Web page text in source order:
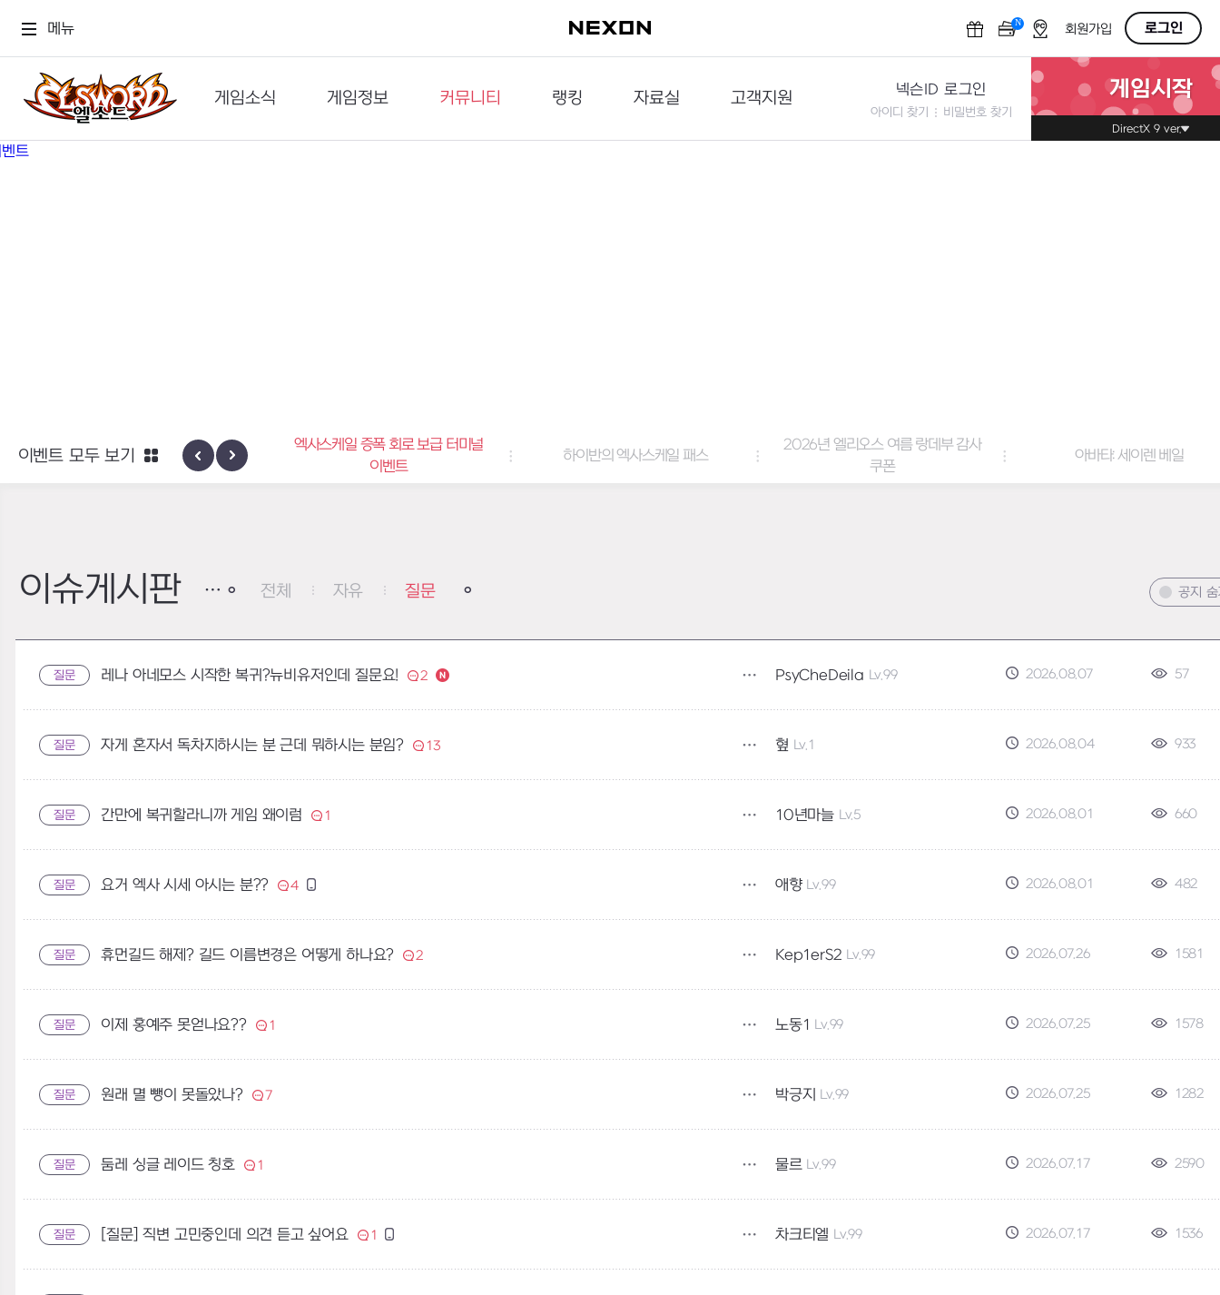
메뉴 N OFF회원가입 로그인
게임소식
공지사항
게임정보
세계관
커뮤니티
이슈게시판
랭킹
던전랭킹
자료실
다운로드
고객지원
문의하기
넥슨ID 로그인
아이디 찾기 비밀번호 찾기
게임시작
DirectX 9 ver.
신규 지역 네블론
엑사스케일 증폭 회로 보급 터미널
이벤트
하이반의 엑사스케일 패스
2026년 엘리오스 여름 랑데부 감사
쿠폰
아바타: 세이렌 베일
이벤트 모두 보기
이슈게시판 전체 자유 질문 공지 숨
질문 레나 아네모스 시작한 복귀?뉴비유저인데 질문요! 2 PsyCheDeila Lv.99 2026.08.07 57
질문 자게 혼자서 독차지하시는 분 근데 뭐하시는 분임? 13 혚 Lv.1 2026.08.04 933
질문 간만에 복귀할라니까 게임 왜이럼 1 10년마늘 Lv.5 2026.08.01 660
질문 요거 엑사 시세 아시는 분?? 4 애향 Lv.99 2026.08.01 482
질문 휴먼길드 해제? 길드 이름변경은 어떻게 하나요? 2 Kep1erS2 Lv.99 2026.07.26 1581
질문 이제 홍예주 못얻나요?? 1 노동1 Lv.99 2026.07.25 1578
질문 원래 멸 뺑이 못돌았나? 7 박긍지 Lv.99 2026.07.25 1282
질문 둠레 싱글 레이드 칭호 1 물르 Lv.99 2026.07.17 2590
질문 [질문] 직변 고민중인데 의견 듣고 싶어요 1 차크티엘 Lv.99 2026.07.17 1536